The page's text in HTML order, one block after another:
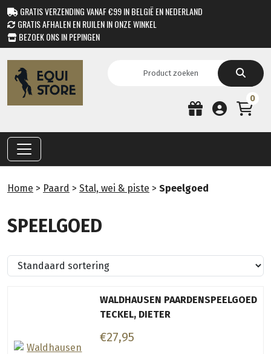
GRATIS VERZENDING VANAF €99 IN BELGIË EN NEDERLAND
GRATIS AFHALEN EN RUILEN IN ONZE WINKEL
BEZOEK ONS IN PEPINGEN
0
Home > Paard > Stal, wei & piste > Speelgoed
SPEELGOED
WALDHAUSEN PAARDENSPEELGOED
TECKEL, DIETER
€27,95